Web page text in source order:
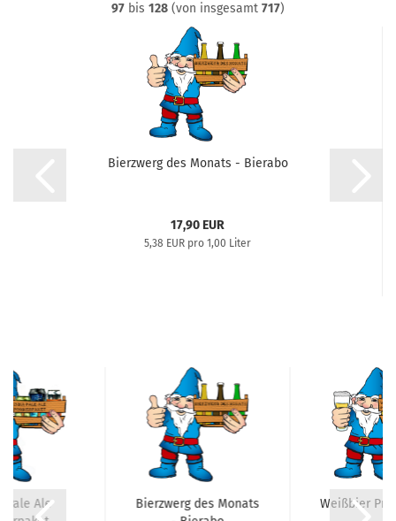
97 bis 128 (von insgesamt 717)
Bierzwerg des Monats - Bierabo
17,90 EUR
5,38 EUR pro 1,00 Liter
Pale Ale
Bierzwerg des Monats
Weißbier